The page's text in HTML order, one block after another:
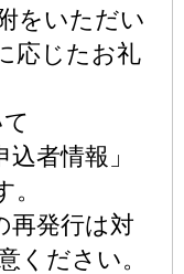
をいただい
応じたお礼
者情報」
再発行は対
ください。